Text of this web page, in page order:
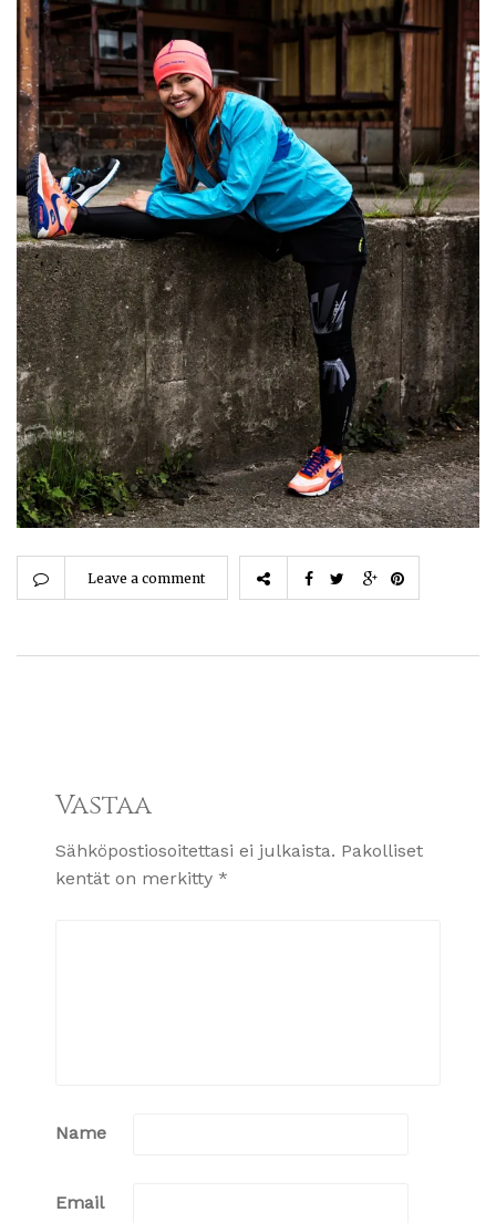
Leave a comment
Vastaa
Sähköpostiosoitettasi ei julkaista. Pakolliset
kentät on merkitty *
Name
Email